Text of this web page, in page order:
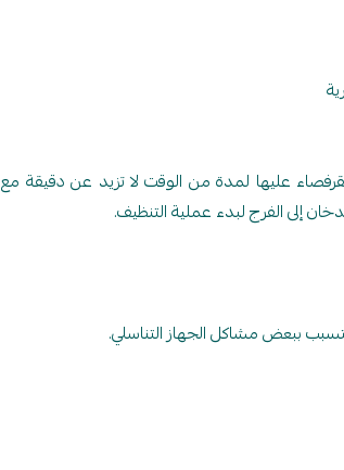
عليها لمدة من الوقت لا تزيد عن دقيقة مع
إلى الفرج لبدء عملية التنظيف.
ببعض مشاكل الجهاز التناسلي.